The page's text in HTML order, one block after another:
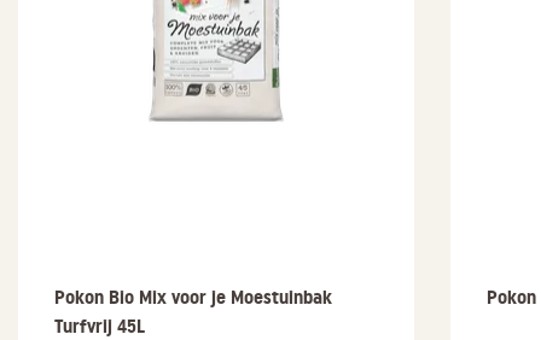
Pokon Bio Mix voor je Moestuinbak
Turfvrij 45L